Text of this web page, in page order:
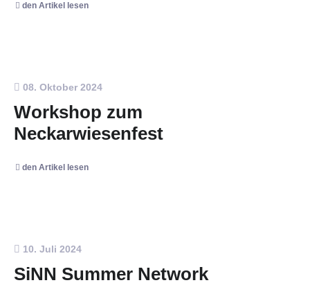
den Artikel lesen
08. Oktober 2024
Workshop zum
Neckarwiesenfest
den Artikel lesen
10. Juli 2024
SiNN Summer Network